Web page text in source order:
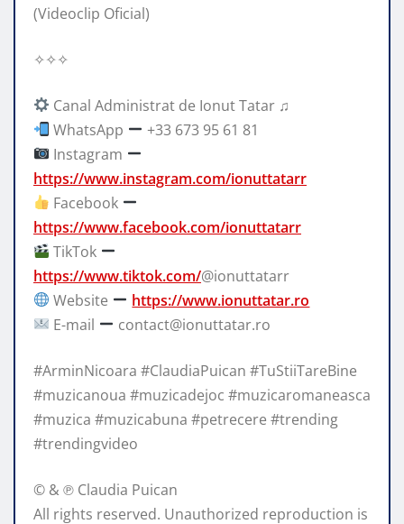
(Videoclip Oficial)
✧✧✧
Canal Administrat de Ionut Tatar ♫
WhatsApp
+33 673 95 61 81
Instagram
https://www.instagram.com/ionuttatarr
Facebook
https://www.facebook.com/ionuttatarr
TikTok
https://www.tiktok.com/@ionuttatarr
Website
https://www.ionuttatar.ro
E-mail
contact@ionuttatar.ro
#ArminNicoara #ClaudiaPuican #TuStiiTareBine
#muzicanoua #muzicadejoc #muzicaromaneasca
#muzica #muzicabuna #petrecere #trending
#trendingvideo
© & ℗ Claudia Puican
All rights reserved. Unauthorized reproduction is